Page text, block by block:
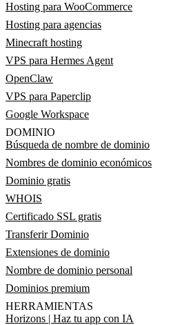
Hosting para WooCommerce
Hosting para agencias
Minecraft hosting
VPS para Hermes Agent
OpenClaw
VPS para Paperclip
Google Workspace
DOMINIO
Búsqueda de nombre de dominio
Nombres de dominio económicos
Dominio gratis
WHOIS
Certificado SSL gratis
Transferir Dominio
Extensiones de dominio
Nombre de dominio personal
Dominios premium
HERRAMIENTAS
Horizons | Haz tu app con IA